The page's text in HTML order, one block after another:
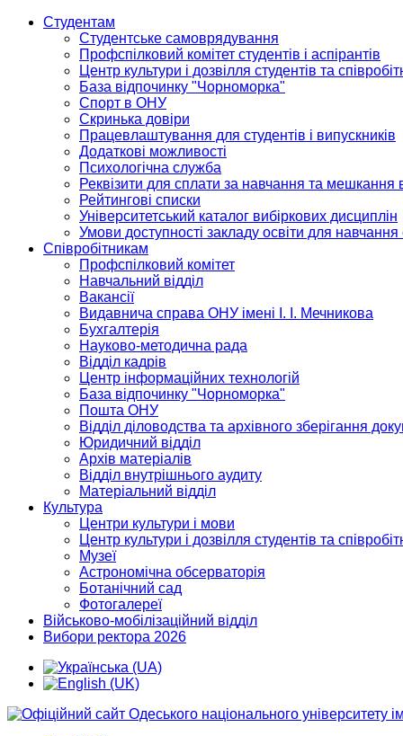
Студентам
Студентське самоврядування
Профспілковий комітет студентів і аспірантів
Центр культури і дозвілля студентів та
База відпочинку "Чорноморка"
Спорт в ОНУ
Скринька довіри
Працевлаштування для студентів і випускників
Додаткові можливості
Психологічна служба
Реквізити для сплати за навчання та мешкання
Рейтингові списки
Університетський каталог вибіркових дисциплін
Умови доступності закладу освіти для
Співробітникам
Профспілковий комітет
Навчальний відділ
Вакансії
Видавнича справа ОНУ імені І. І. Мечникова
Бухгалтерія
Науково-методична рада
Відділ кадрів
Центр інформаційних технологій
База відпочинку "Чорноморка"
Пошта ОНУ
Відділ діловодства та архівного зберігання
Юридичний відділ
Архів матеріалів
Відділ внутрішнього аудиту
Матеріальний відділ
Культура
Центри культури і мови
Центр культури і дозвілля студентів та
Музеї
Астрономічна обсерваторія
Ботанічний сад
Фотогалереї
Військово-мобілізаційний відділ
Вибори ректора 2026